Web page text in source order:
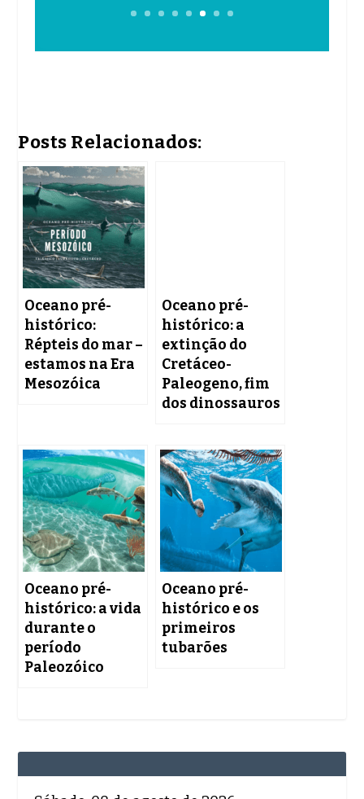
Posts Relacionados:
Oceano pré-
histórico:
Répteis do mar –
estamos na Era
Mesozóica
Oceano pré-
histórico: a
extinção do
Cretáceo-
Paleogeno, fim
dos dinossauros
Oceano pré-
histórico: a vida
durante o
período
Paleozóico
Oceano pré-
histórico e os
primeiros
tubarões